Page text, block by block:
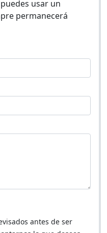
usar un
permanecerá
antes de ser